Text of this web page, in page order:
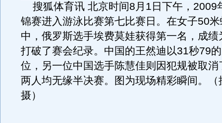
搜狐体育讯 北京时间8月1日下午，2009
锦赛进入游泳比赛第七比赛日。在女子50
中，俄罗斯选手埃费莫娃获得第一名，成
打破了赛会纪录。中国的王然迪以31秒79
位，另一位中国选手陈慧佳则因犯规被取消
两人均无缘半决赛。图为现场精彩瞬间。（
摄）